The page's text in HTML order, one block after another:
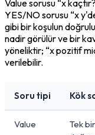
Value sorusu “x
YES/NO sorusu “x
gibi bir koşulun
nadir görülür ve bir
yöneliktir; “x pozitif
verilebilir.
Soru tipi Kök
Value
Tek